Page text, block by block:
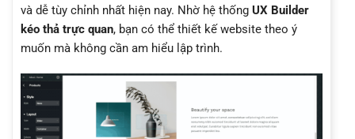
và dễ tùy chỉnh nhất hiện nay. Nhờ hệ thống UX Builder
kéo thả trực quan, bạn có thể thiết kế website theo ý
muốn mà không cần am hiểu lập trình.